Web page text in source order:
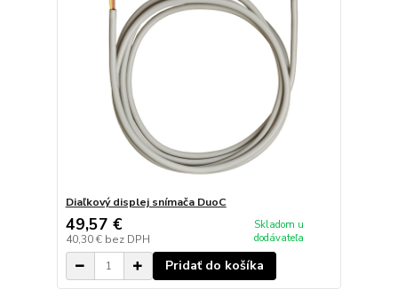
Diaľkový displej snímača DuoC
49,57 €
40,30 € bez DPH
Skladom u
dodávateľa
Pridať do košíka